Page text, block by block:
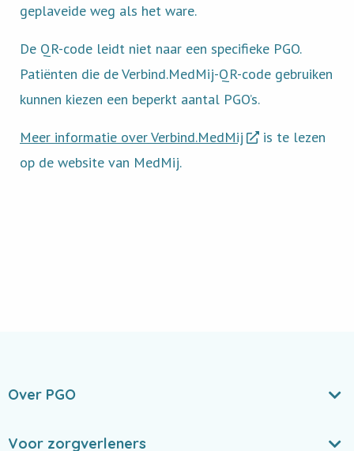
geplaveide weg als het ware.
De QR-code leidt niet naar een specifieke PGO.
Patiënten die de Verbind.MedMij-QR-code gebruiken
kunnen kiezen een beperkt aantal PGO’s.
Meer informatie over Verbind.MedMij
is te lezen
op de website van MedMij.
Over PGO
Voor zorgverleners